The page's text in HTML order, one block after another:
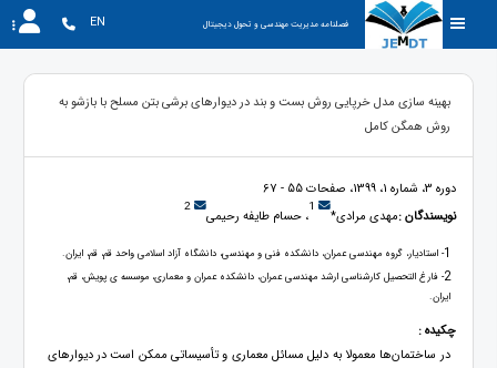
فصلنامه مدیریت مهندسی و تحول دیجیتال EN
بهينه سازی مدل خرپايی روش بست و بند در دیوارهای برشی بتن مسلح با بازشو به
روش همگن کامل
دوره 3، شماره 1، 1399، صفحات 55 - 67
نویسندگان :مهدی مرادی* 1، حسام طایفه رحیمی 2
1- استادیار، گروه مهندسی عمران، دانشکده فنی و مهندسی، دانشگاه آزاد اسلامی واحد قم، قم، ایران.
2- فارغ التحصیل کارشناسی ارشد مهندسی عمران، دانشکده عمران و معماری، موسسه ی پویش، قم،
ایران.
چکیده :
در ساختمان‌ها معمولا به دلیل مسائل معماری و تأسیساتی ممکن است در دیوارهای